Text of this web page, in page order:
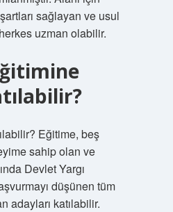
sağlayan ve usul
uzman olabilir.
Eğitime, beş
sahip olan ve
Devlet Yargı
düşünen tüm
adayları katılabilir.